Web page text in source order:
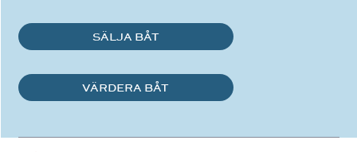
SÄLJA BÅT
VÄRDERA BÅT